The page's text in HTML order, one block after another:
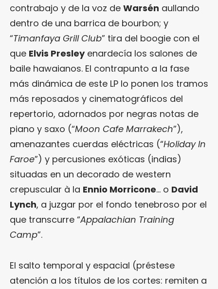
contrabajo y de la voz de Warsén aullando
dentro de una barrica de bourbon; y
“Timanfaya Grill Club” tira del boogie con el
que Elvis Presleyenardecía los salones de
baile hawaianos. El contrapunto a la fase
más dinámica de este LP lo ponen los tramos
más reposados y cinematográficos del
repertorio, adornados por negras notas de
piano y saxo (“Moon Cafe Marrakech”),
amenazantes cuerdas eléctricas (“Holiday In
Faroe”) y percusiones exóticas (indias)
situadas en un decorado de western
crepuscular à la Ennio Morricone… o David
Lynch, a juzgar por el fondo tenebroso por el
que transcurre “Appalachian Training
Camp”.
El salto temporal y espacial (préstese
atención a los títulos de los cortes: remiten a